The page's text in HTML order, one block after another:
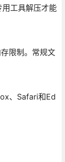
工具解压才能
限制。常规文
、Safari和Ed